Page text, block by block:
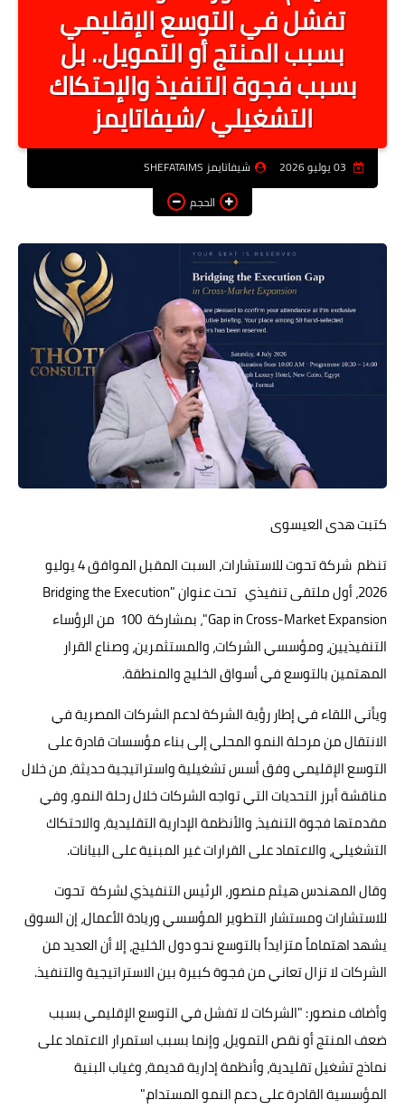
أخبار الرياصة
الطب البديل
منوعات
خدمات
عاجل
اخبار فنيه
التعليم
الصحه
الطقس
معلومه قانونيه
تكنولوجيا المعلومات
حوادث وقضايا
خدمات
مقالات
تفشل في التوسع الإقليمي
بسبب المنتج أو التمويل.. بل
بسبب فجوة التنفيذ والإحتكاك
التشغيلي /شيفاتايمز
شيفاتايمز SHEFATAIMS
الحجم
كتبت هدى العيسوى
تنظم شركة تحوت للاستشارات، السبت المقبل الموافق 4 يوليو
2026، أول ملتقى تنفيذي تحت عنوان "Bridging the Execution
Gap in Cross-Market Expansion"، بمشاركة 100 من الرؤساء
التنفيذيين، ومؤسسي الشركات، والمستثمرين، وصناع القرار
المهتمين بالتوسع في أسواق الخليج والمنطقة.
ويأتي اللقاء في إطار رؤية الشركة لدعم الشركات المصرية في
الانتقال من مرحلة النمو المحلي إلى بناء مؤسسات قادرة على
التوسع الإقليمي وفق أسس تشغيلية واستراتيجية حديثة، من خلال
مناقشة أبرز التحديات التي تواجه الشركات خلال رحلة النمو، وفي
مقدمتها فجوة التنفيذ، والأنظمة الإدارية التقليدية، والاحتكاك
التشغيلي، والاعتماد على القرارات غير المبنية على البيانات.
وقال المهندس هيثم منصور، الرئيس التنفيذي لشركة تحوت
للاستشارات ومستشار التطوير المؤسسي وريادة الأعمال، إن السوق
يشهد اهتماماً متزايداً بالتوسع نحو دول الخليج، إلا أن العديد من
الشركات لا تزال تعاني من فجوة كبيرة بين الاستراتيجية والتنفيذ.
وأضاف منصور: "الشركات لا تفشل في التوسع الإقليمي بسبب
ضعف المنتج أو نقص التمويل، وإنما بسبب استمرار الاعتماد على
نماذج تشغيل تقليدية، وأنظمة إدارية قديمة، وغياب البنية
المؤسسية القادرة على دعم النمو المستدام."